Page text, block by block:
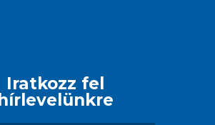
Iratkozz fel
hírlevelünkre